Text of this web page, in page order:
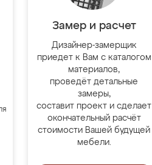
Замер и расчет
Дизайнер-замерщик
приедет к Вам с каталогом
материалов,
проведёт детальные
замеры,
составит проект и сделает
окончательный расчёт
стоимости Вашей будущей
мебели.